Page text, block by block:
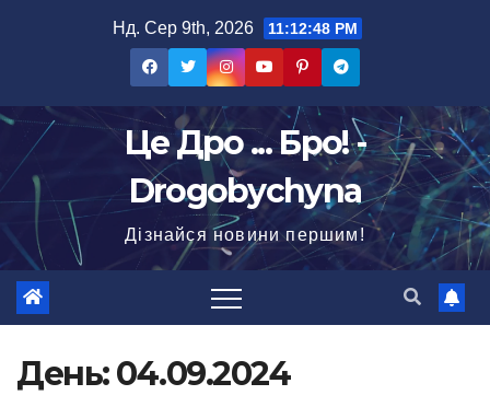
Нд. Сер 9th, 2026 11:12:49 PM
Це Дро ... Бро! -
Drogobychyna
Дізнайся новини першим!
День:04.09.2024